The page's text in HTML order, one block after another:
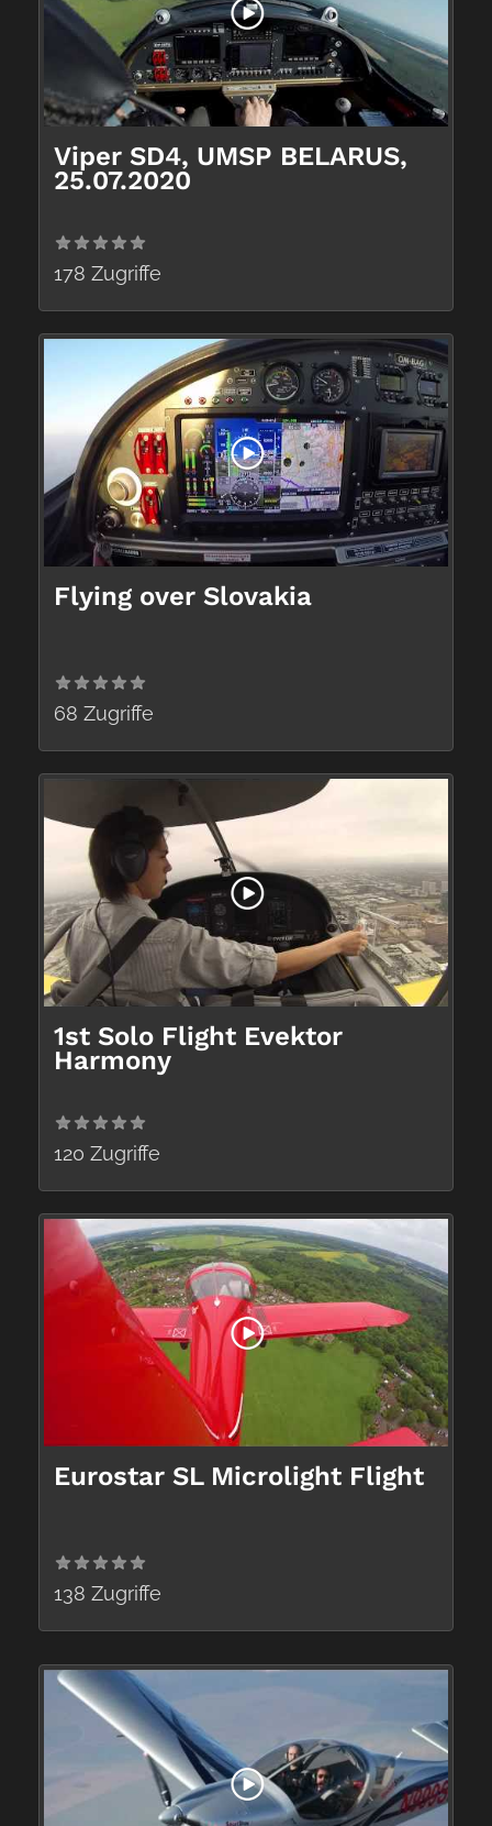
Viper SD4, UMSP BELARUS,
25.07.2020
178 Zugriffe
Flying over Slovakia
68 Zugriffe
1st Solo Flight Evektor
Harmony
120 Zugriffe
Eurostar SL Microlight Flight
138 Zugriffe